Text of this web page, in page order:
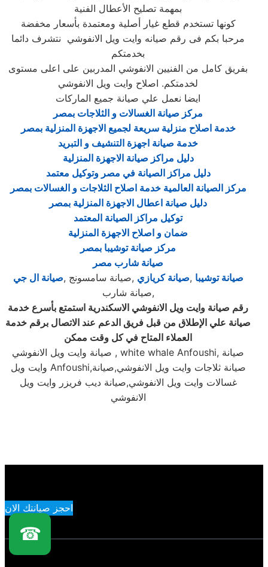
بمهمة تصليح الأعطال الفنية
كونها تستخدم قطع غيار أصلية ومعتمدة بأسعار مخفضة
مرحبا بكم فى رقم صيانه وايت ويل الانفوشي نتشرف دائما
بخدمتكم
بفريق كامل من الفنيين الانفوشي المدربين على اعلى مستوى
لخدمتكم. اصلاح وايت ويل الانفوشي
ايضا نعمل علي صيانة جميع الماركات
مركز صيانة الغسالات و الثلاجات بمصر
خدمة اصلاح منزلية سريعة لجميع الاجهزة المنزلية بمصر
خدمة صيانة اجهزة التنشيف و التبريد
دليل مراكز صيانة الاجهزة المنزلية
دليل مراكز الصيانة في مصر وتوكيل معتمد
مركز الصيانة العالمية خدمة اصلاح الثلاجات و الغسالات بمصر
دليل صيانة اعطال الاجهزة المنزلية بمصر
توكيل مراكز الصيانة المعتمد
ضمان و اصلاح الاجهزة المنزلية
مركز صيانة توشيبا بمصر
صيانة شارب مصر
صيانة توشيبا ,صيانة كريازي ,صيانة سامسونج ,صيانة ال جي
,صيانة شارب
رقم صيانة وايت ويل الانفوشي الاسكندرية استمتع بأسرع خدمة
صيانة علي الإطلاق من قبل فريق الدعم عند الاتصال برقم خدمة
العملاء المتاح في كل وقت ممكن
صيانة وايت ويل الانفوشي , white whale Anfoushi, صيانة
وايت ويل Anfoushi,صيانة ثلاجات وايت ويل الانفوشي,صيانة
غسالات وايت ويل الانفوشي,صيانة ديب فريزر وايت ويل
الانفوشي
احجز صيانتك الان
☎